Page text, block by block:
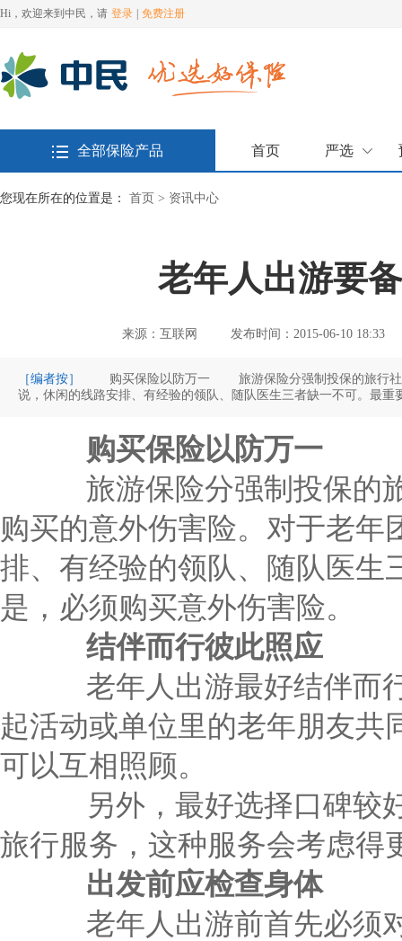
Hi，欢迎来到中民，请 登录 免费注册
全部保险产品 首页 严选
您现在所在的位置是： 首页 > 资讯中心
老年人出游要
来源：互联网 发布时间：2015-06-10 18:33
［编者按］
购买保险以防万一 旅游保险分强制投保的旅行社责任险及游客自愿购买的意外伤害险。对于老年团队来
说，休闲的线路安排、有经验的领队、随队医生三者缺一不可。最重要的是，必
购买保险以防万一
旅游保险分强制投保的
购买的意外伤害险。对于老年
排、有经验的领队、随队医生
是，必须购买意外伤害险。
结伴而行彼此照应
老年人出游最好结伴而
起活动或单位里的老年朋友共
可以互相照顾。
另外，最好选择口碑较
旅行服务，这种服务会考虑得
出发前应检查身体
老年人出游前首先必须